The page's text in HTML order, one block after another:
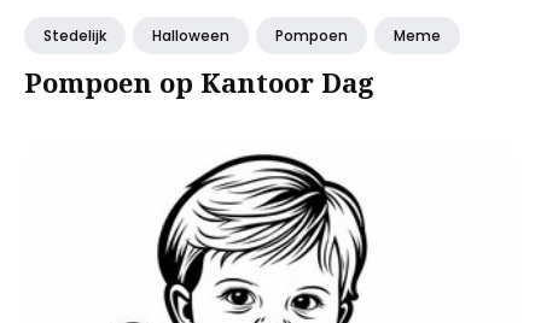
Stedelijk Halloween Pompoen Meme
Pompoen op Kantoor Dag